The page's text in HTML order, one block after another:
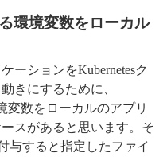
環境変数をローカル
ーションをKubernetesク
きにするために、
変数をローカルのアプリ
スがあると思います。そ
与すると指定したファイ